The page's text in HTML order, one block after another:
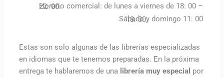
Horario comercial: de lunes a viernes de 18: 00 – 22: 00.
Sábado y domingo 11: 00 – 18: 30.
Estas son solo algunas de las librerías especializadas
en idiomas que te tenemos preparadas. En la próxima
entrega te hablaremos de una librería muy especial por